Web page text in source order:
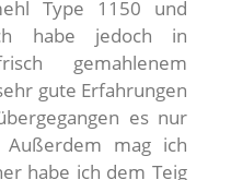
Type 1150 und
habe jedoch in
gemahlenem
gute Erfahrungen
es nur
mag ich
habe ich dem Teig